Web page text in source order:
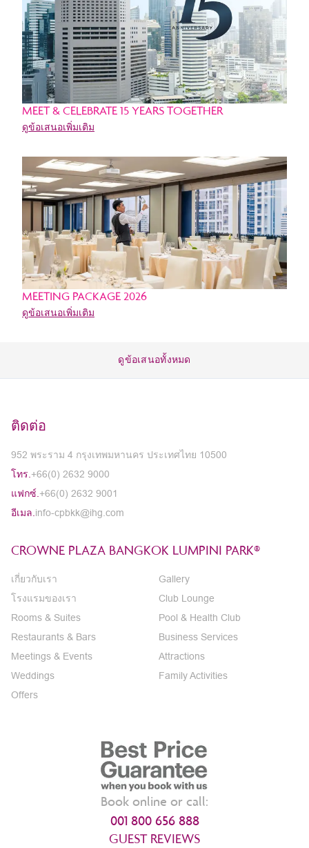
MEET & CELEBRATE 15 YEARS TOGETHER
ดูข้อเสนอเพิ่มเติม
MEETING PACKAGE 2026
ดูข้อเสนอเพิ่มเติม
ดูข้อเสนอทั้งหมด
ติดต่อ
952 พระราม 4 กรุงเทพมหานคร ประเทศไทย 10500
โทร. +66(0) 2632 9000
แฟกซ์. +66(0) 2632 9001
อีเมล. info-cpbkk@ihg.com
CROWNE PLAZA BANGKOK LUMPINI PARK®
เกี่ยวกับเรา
โรงแรมของเรา
Rooms & Suites
Restaurants & Bars
Meetings & Events
Weddings
Offers
Gallery
Club Lounge
Pool & Health Club
Business Services
Attractions
Family Activities
Book online or call:
001 800 656 888
GUEST REVIEWS